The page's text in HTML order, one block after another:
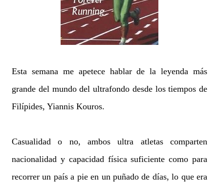
Esta semana me apetece hablar de la leyenda más
grande del mundo del ultrafondo desde los tiempos de
Filípides, Yiannis Kouros.
Casualidad o no, ambos ultra atletas comparten
nacionalidad y capacidad física suficiente como para
recorrer un país a pie en un puñado de días, lo que era